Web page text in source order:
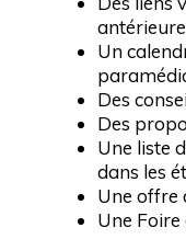
Un
Des
Des
Une liste
dans les
Une offre
Une Foire